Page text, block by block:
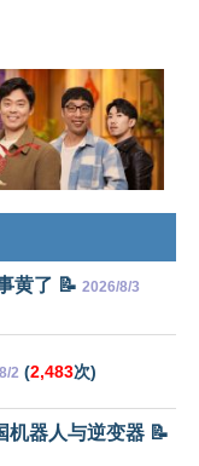
黄了 📝 2026/8/3
2 (2,483次)
机器人与逆变器 📝